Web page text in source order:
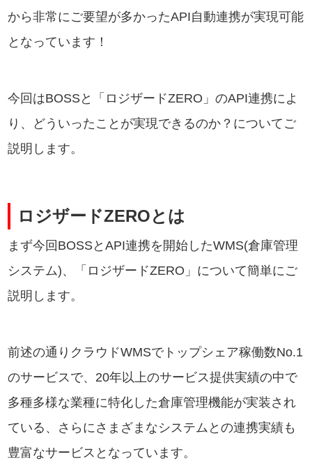
から非常にご要望が多かったAPI自動連携が実現可能
となっています！
今回はBOSSと「ロジザードZERO」のAPI連携によ
り、どういったことが実現できるのか？についてご
説明します。
ロジザードZEROとは
まず今回BOSSとAPI連携を開始したWMS(倉庫管理
システム)、「ロジザードZERO」について簡単にご
説明します。
前述の通りクラウドWMSでトップシェア稼働数No.1
のサービスで、20年以上のサービス提供実績の中で
多種多様な業種に特化した倉庫管理機能が実装され
ている、さらにさまざまなシステムとの連携実績も
豊富なサービスとなっています。